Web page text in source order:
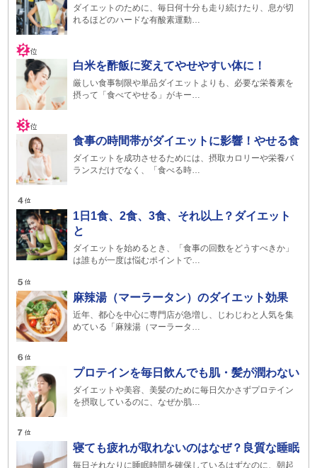
ダイエットのために、毎日何十分も走り続けたり、息が切
れるほどのハードな有酸素運動…
白米を酢飯に変えてやせやすい体に！
厳しい食事制限や単品ダイエットよりも、必要な栄養素を
摂って「食べてやせる」がキー…
食事の時間帯がダイエットに影響！やせる食
ダイエットを成功させるためには、摂取カロリーや栄養バ
ランスだけでなく、「食べる時…
1日1食、2食、3食、それ以上？ダイエット
と
ダイエットを始めるとき、「食事の回数をどうすべきか」
は誰もが一度は悩むポイントで…
麻辣湯（マーラータン）のダイエット効果
近年、都心を中心に専門店が急増し、じわじわと人気を集
めている「麻辣湯（マーラータ…
プロテインを毎日飲んでも肌・髪が潤わない
ダイエットや美容、美髪のために毎日欠かさずプロテイン
を摂取しているのに、なぜか肌…
寝ても疲れが取れないのはなぜ？良質な睡眠
毎日それなりに睡眠時間を確保しているはずなのに、朝起